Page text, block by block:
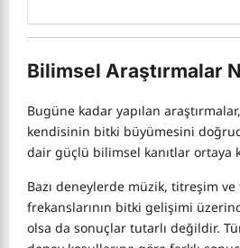
Bilimsel Araştırmalar
Bugüne kadar yapılan
kendisinin bitki büyümesini
dair güçlü bilimsel kanıtlar ortaya
Bazı deneylerde müzik, titreşim ve
frekanslarının bitki gelişimi
olsa da sonuçlar tutarlı değildir.